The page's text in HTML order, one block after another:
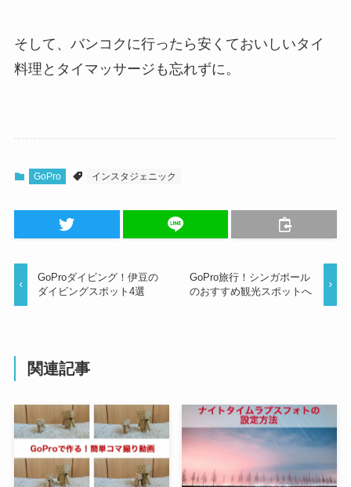
そして、バンコクに行ったら安くておいしいタイ
料理とタイマッサージも忘れずに。
GoPro インスタジェニック
GoProダイビング！伊豆の
ダイビングスポット4選
GoPro旅行！シンガポール
のおすすめ観光スポットへ
関連記事